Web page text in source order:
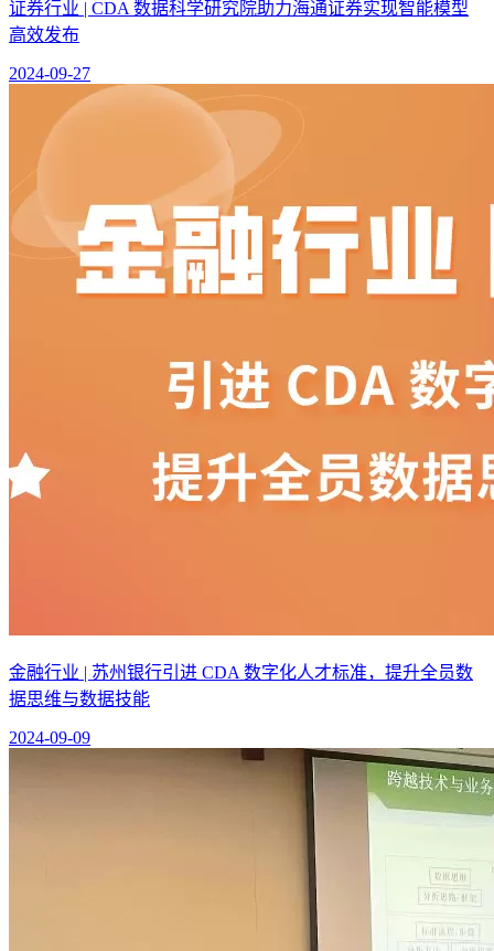
证券行业 | CDA 数据科学研究院助力海通证券实现智能模型
高效发布
2024-09-27
金融行业 | 苏州银行引进 CDA 数字化人才标准，提升全员数
据思维与数据技能
2024-09-09